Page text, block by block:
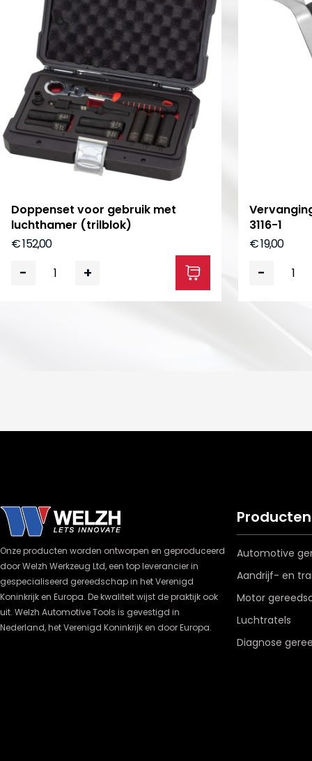
Doppenset voor gebruik met
luchthamer (trilblok)
€ 152,00
- +
3116-1
€ 19,00
-
Onze producten worden ontworpen en geproduceerd
door Welzh Werkzeug Ltd, een top leverancier in
gespecialiseerd gereedschap in het Verenigd
Koninkrijk en Europa. De kwaliteit wijst de praktijk ook
uit. Welzh Automotive Tools is gevestigd in
Nederland, het Verenigd Koninkrijk en door Europa.
Producten
Automotive
Aandrijf- en
Motor
Luchtratels
Diagnose